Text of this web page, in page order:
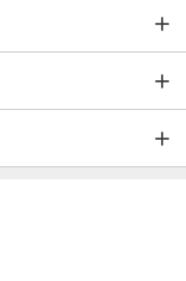
小黑點、氣泡、吊掛
CT/2015/C0440]，琺
若發現表面有脫釉、
布清理。